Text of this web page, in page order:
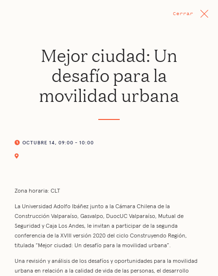
Cerrar
Mejor ciudad: Un
desafío para la
movilidad urbana
OCTUBRE 14, 09:00 - 10:00
Zona horaria: CLT
La Universidad Adolfo Ibáñez junto a la Cámara Chilena de la
Construcción Valparaíso, Gasvalpo, DuocUC Valparaíso, Mutual de
Seguridad y Caja Los Andes, le invitan a participar de la segunda
conferencia de la XVIII versión 2020 del ciclo Construyendo Región,
titulada “Mejor ciudad: Un desafío para la movilidad urbana”.
Una revisión y análisis de los desafíos y oportunidades para la movilidad
urbana en relación a la calidad de vida de las personas, el desarrollo